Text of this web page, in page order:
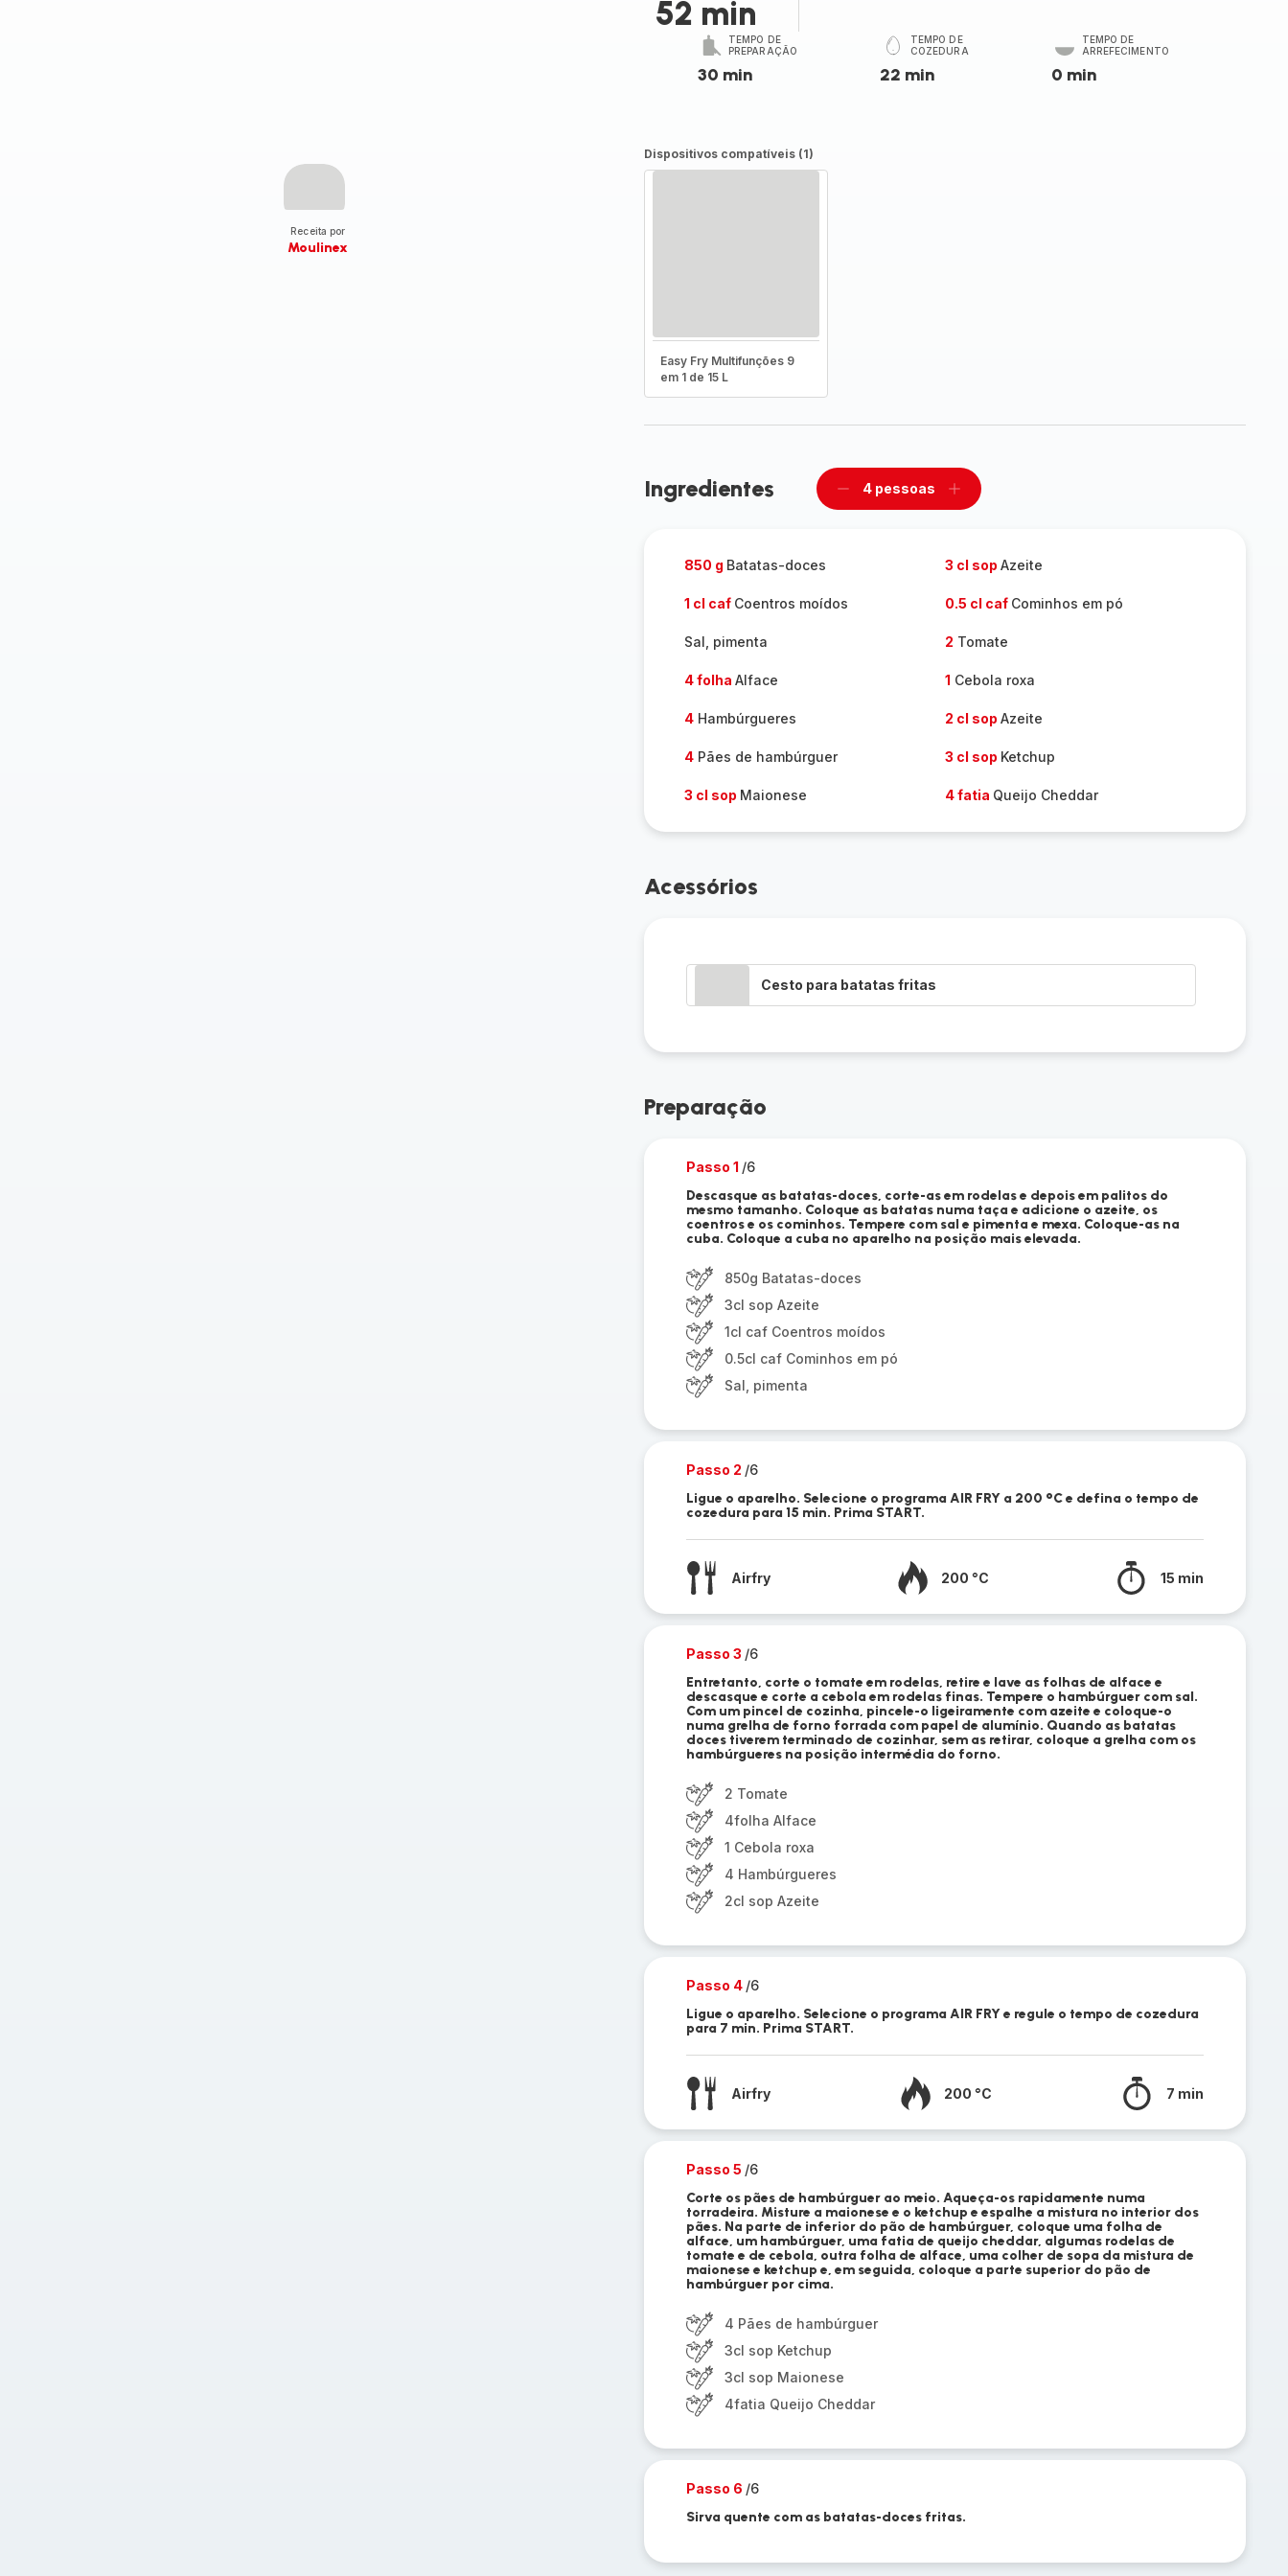
Receita por
Moulinex
52 min
TEMPO DE
PREPARAÇÃO
30 min
TEMPO DE
COZEDURA
22 min
TEMPO DE
ARREFECIMENTO
0 min
Dispositivos compatíveis (1)
Easy Fry Multifunções 9
em 1 de 15 L
Ingredientes
Remover
4 pessoas
Adicionar
850 g Batatas-doces 3 cl sop Azeite
1 cl caf Coentros moídos 0.5 cl caf Cominhos em pó
Sal, pimenta 2 Tomate
4 folha Alface 1 Cebola roxa
4Hambúrgueres 2 cl sop Azeite
4Pães de hambúrguer 3 cl sop Ketchup
3 cl sop Maionese 4 fatia Queijo Cheddar
Acessórios
Cesto para batatas fritas
Preparação
Passo 1 /6
Descasque as batatas-doces, corte-as em rodelas e depois em palitos do
mesmo tamanho. Coloque as batatas numa taça e adicione o azeite, os
coentros e os cominhos. Tempere com sal e pimenta e mexa. Coloque-as na
cuba. Coloque a cuba no aparelho na posição mais elevada.
850g Batatas-doces
3cl sop Azeite
1cl caf Coentros moídos
0.5cl caf Cominhos em pó
Sal, pimenta
Passo 2 /6
Ligue o aparelho. Selecione o programa AIR FRY a 200 °C e defina o tempo de
cozedura para 15 min. Prima START.
Airfry 200 °C 15 min
Passo 3 /6
Entretanto, corte o tomate em rodelas, retire e lave as folhas de alface e
descasque e corte a cebola em rodelas finas. Tempere o hambúrguer com sal.
Com um pincel de cozinha, pincele-o ligeiramente com azeite e coloque-o
numa grelha de forno forrada com papel de alumínio. Quando as batatas
doces tiverem terminado de cozinhar, sem as retirar, coloque a grelha com os
hambúrgueres na posição intermédia do forno.
2 Tomate
4folha Alface
1 Cebola roxa
4 Hambúrgueres
2cl sop Azeite
Passo 4 /6
Ligue o aparelho. Selecione o programa AIR FRY e regule o tempo de cozedura
para 7 min. Prima START.
Airfry 200 °C 7 min
Passo 5 /6
Corte os pães de hambúrguer ao meio. Aqueça-os rapidamente numa
torradeira. Misture a maionese e o ketchup e espalhe a mistura no interior dos
pães. Na parte de inferior do pão de hambúrguer, coloque uma folha de
alface, um hambúrguer, uma fatia de queijo cheddar, algumas rodelas de
tomate e de cebola, outra folha de alface, uma colher de sopa da mistura de
maionese e ketchup e, em seguida, coloque a parte superior do pão de
hambúrguer por cima.
4 Pães de hambúrguer
3cl sop Ketchup
3cl sop Maionese
4fatia Queijo Cheddar
Passo 6 /6
Sirva quente com as batatas-doces fritas.